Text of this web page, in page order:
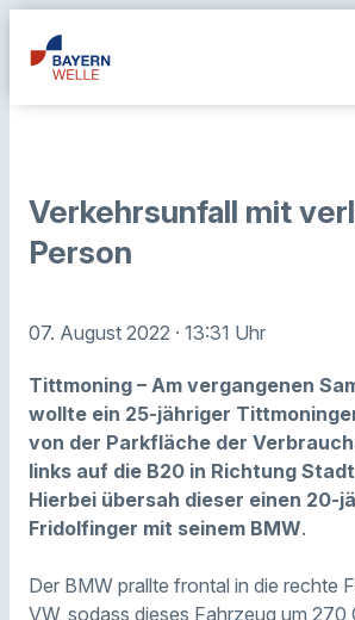
Verkehrsunfall mit
Person
07. August 2022 · 13:31 Uhr
Tittmoning – Am vergangenen
wollte ein 25-jähriger
von der Parkfläche der
links auf die B20 in Richtung
Hierbei übersah dieser einen 20-
Fridolfinger mit seinem BMW.
Der BMW prallte frontal in die rechte
VW, sodass dieses Fahrzeug um 270